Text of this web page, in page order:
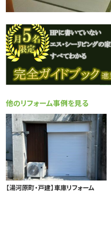
他のリフォーム事例を見る
【湯河原町・戸建】車庫リフォーム